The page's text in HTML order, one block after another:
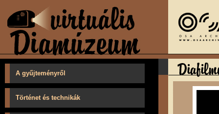
A gyűjteményről
Történet és technikák